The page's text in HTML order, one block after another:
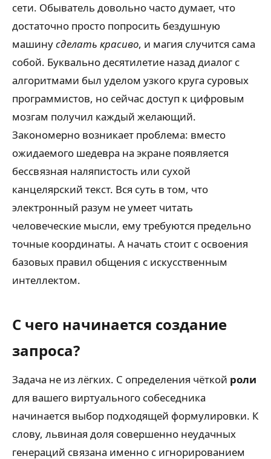
сети. Обыватель довольно часто думает, что
достаточно просто попросить бездушную
машинусделать красиво, и магия случится сама
собой. Буквально десятилетие назад диалог с
алгоритмами был уделом узкого круга суровых
программистов, но сейчас доступ к цифровым
мозгам получил каждый желающий.
Закономерно возникает проблема: вместо
ожидаемого шедевра на экране появляется
бессвязная наляпистость или сухой
канцелярский текст. Вся суть в том, что
электронный разум не умеет читать
человеческие мысли, ему требуются предельно
точные координаты. А начать стоит с освоения
базовых правил общения с искусственным
интеллектом.
С чего начинается создание
запроса?
Задача не из лёгких. С определения чёткой роли
для вашего виртуального собеседника
начинается выбор подходящей формулировки. К
слову, львиная доля совершенно неудачных
генераций связана именно с игнорированием